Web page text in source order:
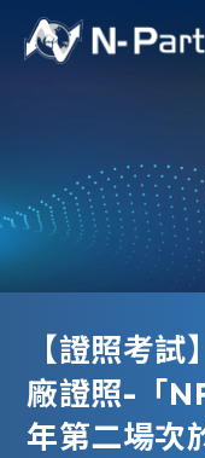
【證照考
廠證照-「
年第二場次